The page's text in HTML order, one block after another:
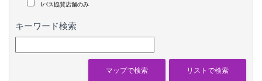
Iパス協賛店舗のみ
キーワード検索